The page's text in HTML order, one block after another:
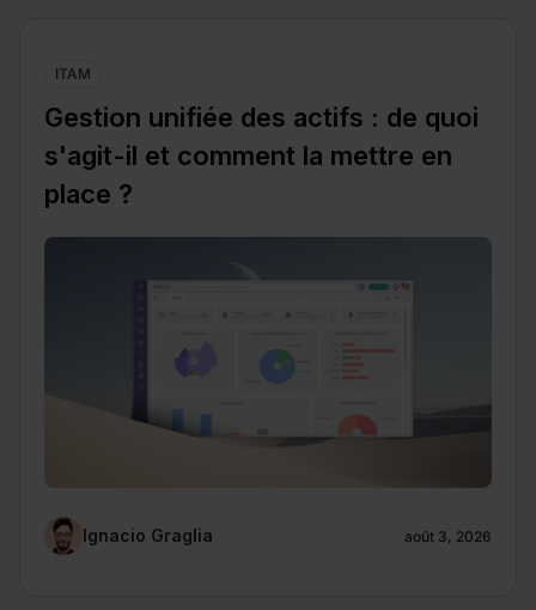
ITAM
Gestion unifiée des actifs : de quoi
s'agit-il et comment la mettre en
place ?
Ignacio Graglia août 3, 2026